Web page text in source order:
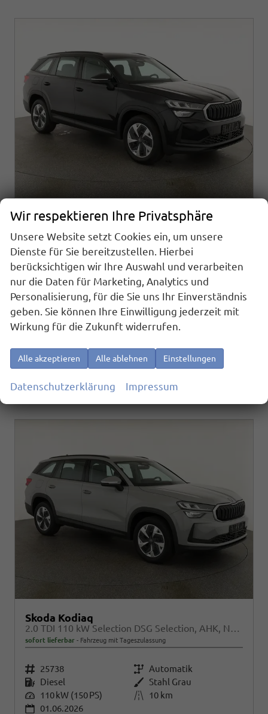
Skoda Kodiaq
unverbindliche Lieferzeit:10.08.2026 Fahrzeug mit Tageszulassung
Fahrzeugnr. 25737 GetriebeAutomatik
KraftstoffBenzin AußenfarbeBlack Magic Perleffekt
Leistung110 kW (150 PS) Kilometerstand10 km
01.06.2026
41.495,– € Details
Verbrauch kombiniert:6,20 l/100km
CO -Klasse: E
2 -Emissionen: 141,00 g/km
Skoda Kodiaq
2.0 TDI 110 kW Selection DSG Selection, AHK, Navi, Side, Kamera, Winter, 4 J.-Garantie
sofort lieferbar Fahrzeug mit Tageszulassung
Fahrzeugnr. 25738 Getriebe Automatik
Kraftstoff Diesel Außenfarbe Stahl Grau
Leistung 110 kW (150 PS) Kilometerstand
10 km
01.06.2026
Wir respektieren Ihre Privatsphäre
Unsere Website setzt Cookies ein, um unsere
Dienste für Sie bereitzustellen. Hierbei
berücksichtigen wir Ihre Auswahl und verarbeiten
nur die Daten für Marketing, Analytics und
Personalisierung, für die Sie uns Ihr Einverständnis
geben. Sie können Ihre Einwilligung jederzeit mit
Wirkung für die Zukunft widerrufen.
Alle akzeptieren Alle ablehnen Einstellungen
Datenschutzerklärung Impressum